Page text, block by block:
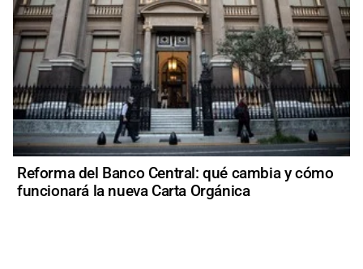
Reforma del Banco Central: qué cambia y cómo
funcionará la nueva Carta Orgánica